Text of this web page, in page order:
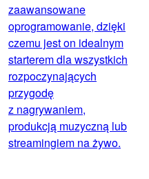
zaawansowane
oprogramowanie, dzięki
czemu jest on idealnym
starterem dla wszystkich
rozpoczynających
przygodę
z nagrywaniem,
produkcją muzyczną lub
streamingiem na żywo.